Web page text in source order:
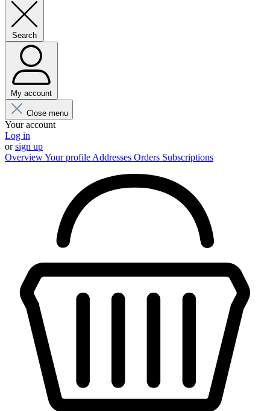
Search
My account
Close menu
Your account
Log in
orsign up
OverviewYour profile Addresses Orders Subscriptions